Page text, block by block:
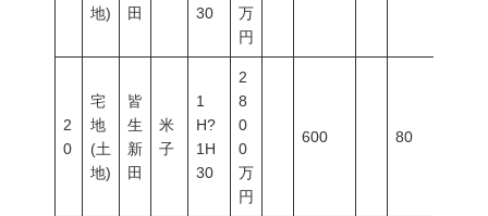
地)
田
30
万
円
2
0
宅
地
(土
地)
皆
生
新
田
米
子
1
H?
1H
30
2
8
0
0
万
円
600 80